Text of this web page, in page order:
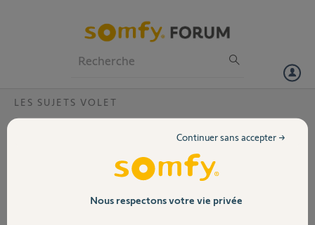
Volet
LES SUJETS VOLET
Perte de connexion radio volets roulants
Le message d'erreur suivant s'est affiché du jour au lendemain dans
l'application Tahoma pour mes 4 volets roulants : "l'équipement
Nous respectons votre vie privée
Continuer sans accepter →